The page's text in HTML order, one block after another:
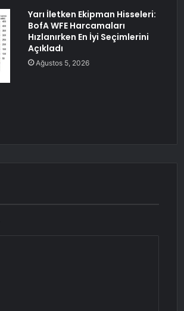
Yarı İletken Ekipman Hisseleri:
BofA WFE Harcamaları
Hızlanırken En İyi Seçimlerini
Açıkladı
Ağustos 5, 2026